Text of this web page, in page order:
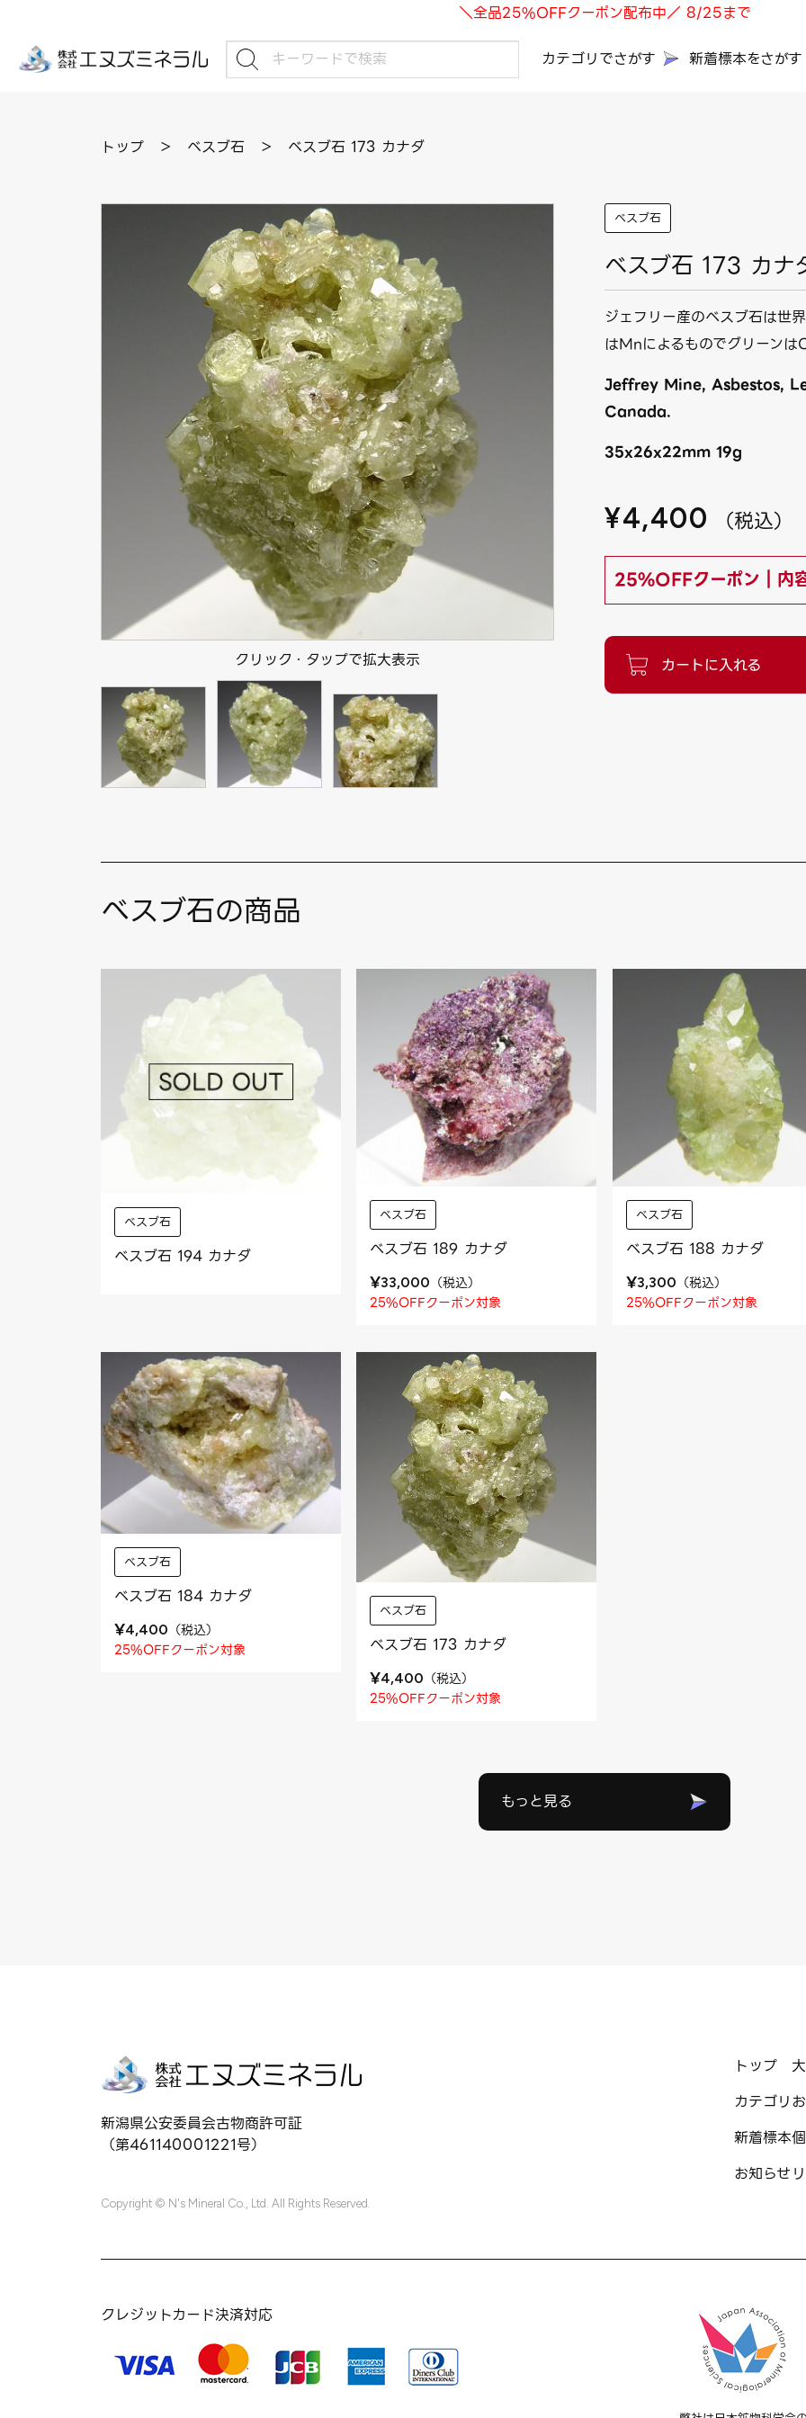
＼全品25%OFFクーポン配布中／ 8/25まで
カテゴリでさがす 新着標本をさがす
トップ ＞ べスブ石 ＞ ベスブ石 173 カナダ
クリック・タップで拡大表示
べスブ石
ベスブ石 173 カナ
ジェフリー産のベスブ石は世
はMnによるものでグリーンは
Jeffrey Mine, Asbestos,
Canada.
35x26x22mm 19g
¥4,400 （税込）
25%OFFクーポン｜内
べスブ石の商品
べスブ石
ベスブ石 194 カナダ
べスブ石
ベスブ石 189 カナダ
¥33,000 （税込）
25%OFFクーポン対象
べスブ石
ベスブ石 188 カナダ
¥3,300 （税込）
25%OFFクーポン対象
べスブ石
ベスブ石 184 カナダ
¥4,400 （税込）
25%OFFクーポン対象
べスブ石
ベスブ石 173 カナダ
¥4,400 （税込）
25%OFFクーポン対象
もっと見る
新潟県公安委員会古物商許可証
（第461140001221号）
Copyright © N's Mineral Co., Ltd. All Rights Reserved.
トップ
カテゴリ
新着標本
お知らせ
クレジットカード決済対応